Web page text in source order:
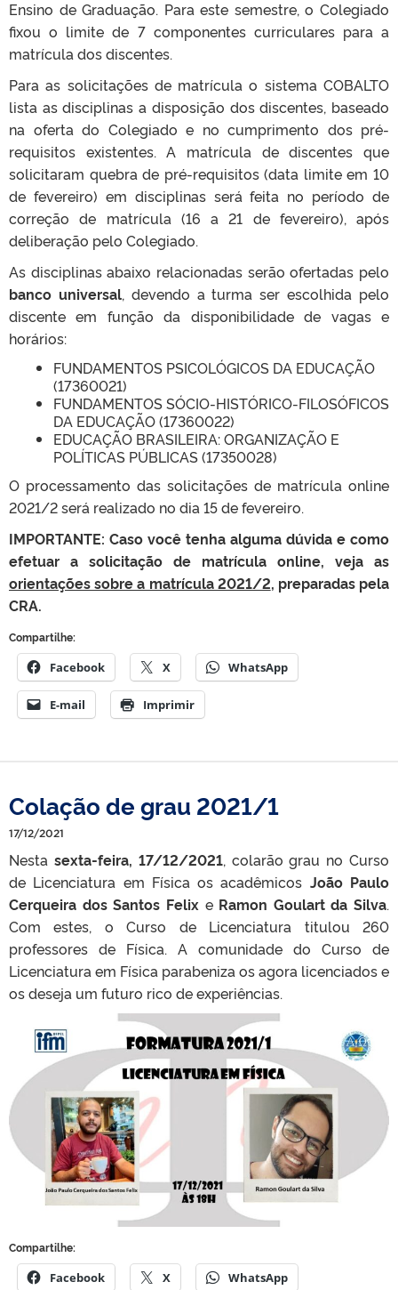
Ensino de Graduação. Para este semestre, o Colegiado
fixou o limite de 7 componentes curriculares para a
matrícula dos discentes.
Para as solicitações de matrícula o sistema COBALTO
lista as disciplinas a disposição dos discentes, baseado
na oferta do Colegiado e no cumprimento dos pré-
requisitos existentes. A matrícula de discentes que
solicitaram quebra de pré-requisitos (data limite em 10
de fevereiro) em disciplinas será feita no período de
correção de matrícula (16 a 21 de fevereiro), após
deliberação pelo Colegiado.
As disciplinas abaixo relacionadas serão ofertadas pelo
banco universal, devendo a turma ser escolhida pelo
discente em função da disponibilidade de vagas e
horários:
FUNDAMENTOS PSICOLÓGICOS DA EDUCAÇÃO
(17360021)
FUNDAMENTOS SÓCIO-HISTÓRICO-FILOSÓFICOS
DA EDUCAÇÃO (17360022)
EDUCAÇÃO BRASILEIRA: ORGANIZAÇÃO E
POLÍTICAS PÚBLICAS (17350028)
O processamento das solicitações de matrícula online
2021/2 será realizado no dia 15 de fevereiro.
IMPORTANTE: Caso você tenha alguma dúvida e como
efetuar a solicitação de matrícula online, veja as
orientações sobre a matrícula 2021/2, preparadas pela
CRA.
Compartilhe:
Facebook X WhatsApp
E-mail Imprimir
Colação de grau 2021/1
17/12/2021
Nesta sexta-feira, 17/12/2021, colarão grau no Curso
de Licenciatura em Física os acadêmicos João Paulo
Cerqueira dos Santos Felixe Ramon Goulart da Silva.
Com estes, o Curso de Licenciatura titulou 260
professores de Física. A comunidade do Curso de
Licenciatura em Física parabeniza os agora licenciados e
os deseja um futuro rico de experiências.
Compartilhe:
Facebook X WhatsApp